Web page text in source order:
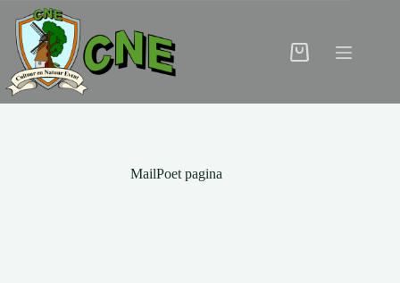
naar
inhoud
Winkelwagen
MailPoet pagina